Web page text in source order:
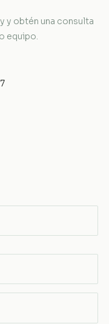
y obtén una consulta
equipo.